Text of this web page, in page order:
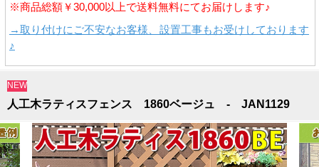
※商品総額￥30,000以上で送料無料にてお届けします♪
→取り付けにご不安なお客様、設置工事もお受けしております
♪
NEW
人工木ラティスフェンス 1860ベージュ - JAN1129